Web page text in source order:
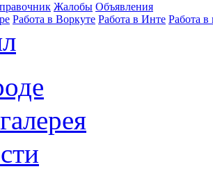
Жалобы Объявления
Работа в Воркуте Работа в Инте Работа в